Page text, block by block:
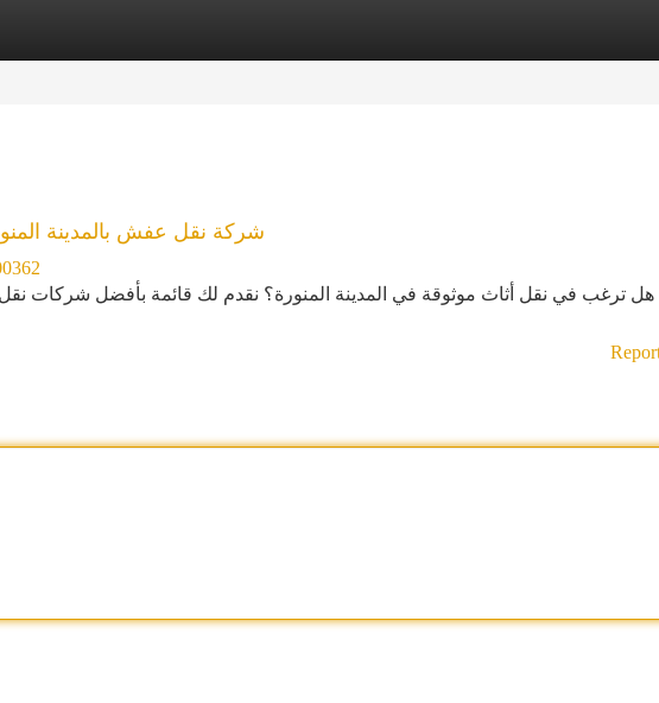
شركة نقل عفش بالمدينة
هل ترغب في نقل أثاث موثوقة في المدينة المنورة؟ نقدم لك قائمة بأفضل شركات نقل